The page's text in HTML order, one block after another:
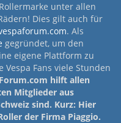
unter allen
Dies gilt auch für
. Als
gegründet, um den
eigene Plattform zu
Fans viele Stunden
hilft allen
Mitglieder aus
sind. Kurz: Hier
der Firma Piaggio.